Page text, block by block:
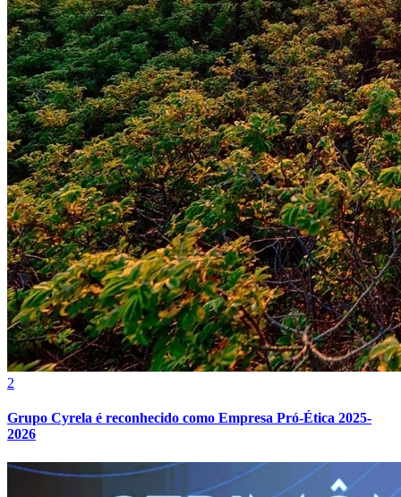
Botafogo
2
Grupo Cyrela é reconhecido como Empresa Pró-Ética 2025-
2026